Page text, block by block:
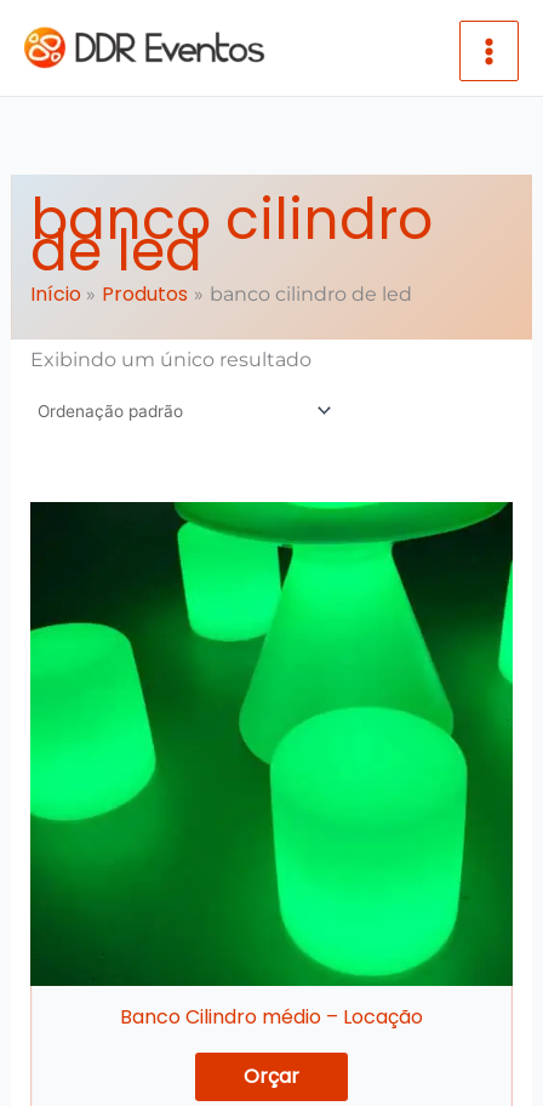
banco cilindro
de led
Início Produtos banco cilindro de led
Exibindo um único resultado
Banco Cilindro médio – Locação
Orçar